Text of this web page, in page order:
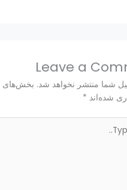
Leave a
شما منتشر نخواهد شد. بخش‌های
شده‌اند *